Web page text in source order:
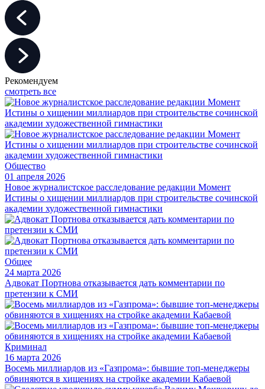
Рекомендуем
смотреть все
Общество
01 апреля 2026
Новое журналистское расследование редакции Момент
Истины о хищении миллиардов при строительстве сочинской
академии художественной гимнастики
Общее
24 марта 2026
Адвокат Портнова отказывается дать комментарии по
претензии к СМИ
Криминал
16 марта 2026
Восемь миллиардов из «Газпрома»: бывшие топ-менеджеры
обвиняются в хищениях на стройке академии Кабаевой